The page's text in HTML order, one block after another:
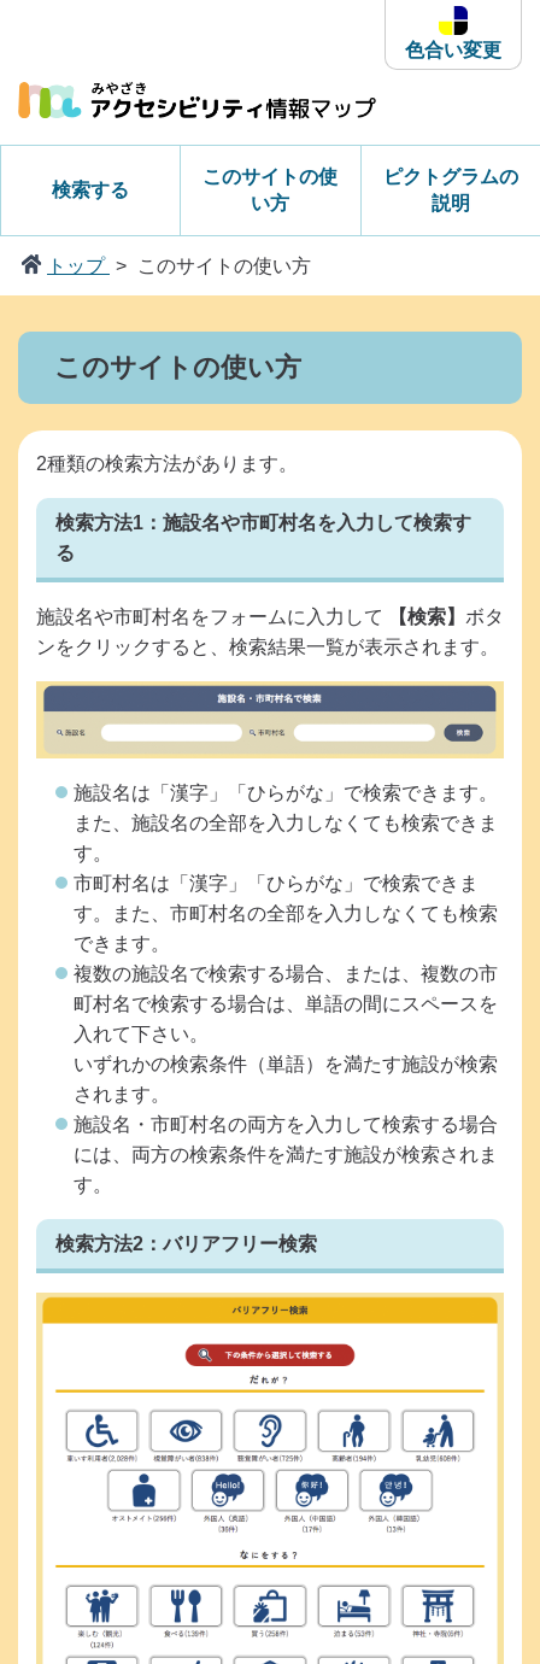
ス
色合い変更
検索する
このサイトの使
い方
ピクトグラムの
説明
トップ このサイトの使い方
このサイトの使い方
2種類の検索方法があります。
検索方法1：施設名や市町村名を入力して検索す
る
施設名や市町村名をフォームに入力して 【検索】 ボタ
ンをクリックすると、検索結果一覧が表示されます。
施設名は「漢字」「ひらがな」で検索できます。
また、施設名の全部を入力しなくても検索できま
す。
市町村名は「漢字」「ひらがな」で検索できま
す。また、市町村名の全部を入力しなくても検索
できます。
複数の施設名で検索する場合、または、複数の市
町村名で検索する場合は、単語の間にスペースを
入れて下さい。
いずれかの検索条件（単語）を満たす施設が検索
されます。
施設名・市町村名の両方を入力して検索する場合
には、両方の検索条件を満たす施設が検索されま
す。
検索方法2：バリアフリー検索